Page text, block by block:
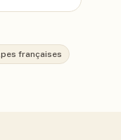
françaises